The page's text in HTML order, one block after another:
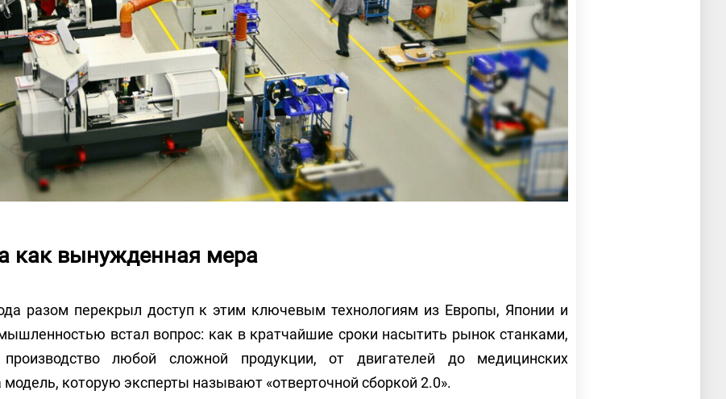
как вынужденная мера
разом перекрыл доступ к этим ключевым технологиям из Европы, Японии и
встал вопрос: как в кратчайшие сроки насытить рынок станками,
любой сложной продукции, от двигателей до медицинских
которую эксперты называют «отверточной сборкой 2.0».